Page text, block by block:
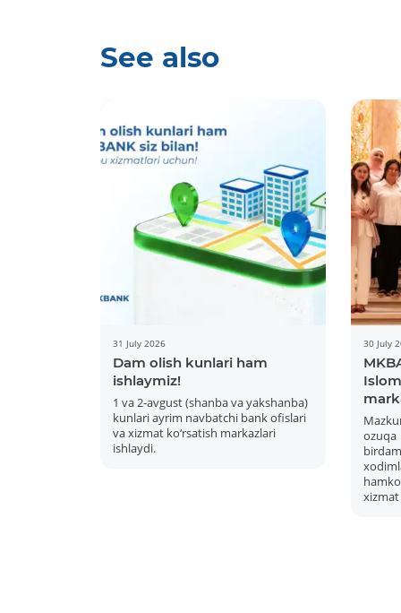
See also
31 July 2026
Dam olish kunlari ham
ishlaymiz!
1 va 2-avgust (shanba va yakshanba)
kunlari ayrim navbatchi bank ofislari
va xizmat ko‘rsatish markazlari
ishlaydi.
30 July